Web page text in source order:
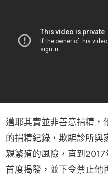
邁耶其實並非善意捐精，
的捐精紀錄，欺騙診所與
親繁殖的風險，直到
首度揭發，並下令禁止他